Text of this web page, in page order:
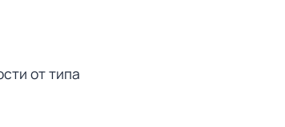
от типа